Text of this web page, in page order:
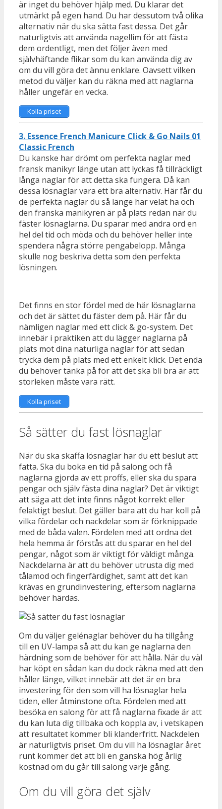
är inget du behöver hjälp med. Du klarar det
utmärkt på egen hand. Du har dessutom två olika
alternativ när du ska sätta fast dessa. Det går
naturligtvis att använda nagellim för att fästa
dem ordentligt, men det följer även med
självhäftande flikar som du kan använda dig av
om du vill göra det ännu enklare. Oavsett vilken
metod du väljer kan du räkna med att naglarna
håller ungefär en vecka.
Kolla priset
3. Essence French Manicure Click & Go Nails 01
Classic French
Du kanske har drömt om perfekta naglar med
fransk manikyr länge utan att lyckas få tillräckligt
långa naglar för att detta ska fungera. Då kan
dessa lösnaglar vara ett bra alternativ. Här får du
de perfekta naglar du så länge har velat ha och
den franska manikyren är på plats redan när du
fäster lösnaglarna. Du sparar med andra ord en
hel del tid och möda och du behöver heller inte
spendera några större pengabelopp. Många
skulle nog beskriva detta som den perfekta
lösningen.
Det finns en stor fördel med de här lösnaglarna
och det är sättet du fäster dem på. Här får du
nämligen naglar med ett click & go-system. Det
innebär i praktiken att du lägger naglarna på
plats mot dina naturliga naglar för att sedan
trycka dem på plats med ett enkelt klick. Det enda
du behöver tänka på för att det ska bli bra är att
storleken måste vara rätt.
Kolla priset
Så sätter du fast lösnaglar
När du ska skaffa lösnaglar har du ett beslut att
fatta. Ska du boka en tid på salong och få
naglarna gjorda av ett proffs, eller ska du spara
pengar och själv fästa dina naglar? Det är viktigt
att säga att det inte finns något korrekt eller
felaktigt beslut. Det gäller bara att du har koll på
vilka fördelar och nackdelar som är förknippade
med de båda valen. Fördelen med att ordna det
hela hemma är förstås att du sparar en hel del
pengar, något som är viktigt för väldigt många.
Nackdelarna är att du behöver utrusta dig med
tålamod och fingerfärdighet, samt att det kan
krävas en grundinvestering, eftersom naglarna
behöver härdas.
Om du väljer gelénaglar behöver du ha tillgång
till en UV-lampa så att du kan ge naglarna den
härdning som de behöver för att hålla. När du väl
har köpt en sådan kan du dock räkna med att den
håller länge, vilket innebär att det är en bra
investering för den som vill ha lösnaglar hela
tiden, eller åtminstone ofta. Fördelen med att
besöka en salong för att få naglarna fixade är att
du kan luta dig tillbaka och koppla av, i vetskapen
att resultatet kommer bli klanderfritt. Nackdelen
är naturligtvis priset. Om du vill ha lösnaglar året
runt kommer det att bli en ganska hög årlig
kostnad om du går till salong varje gång.
Om du vill göra det själv